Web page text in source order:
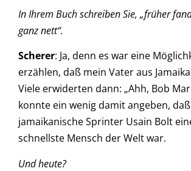
In Ihrem Buch schreiben Sie, „früher
ganz nett“.
Scherer: Ja, denn es war eine
erzählen, daß mein Vater aus
Viele erwiderten dann: „Ahh, Bob
konnte ein wenig damit angeben,
jamaikanische Sprinter Usain Bolt
schnellste Mensch der Welt war.
Und heute?